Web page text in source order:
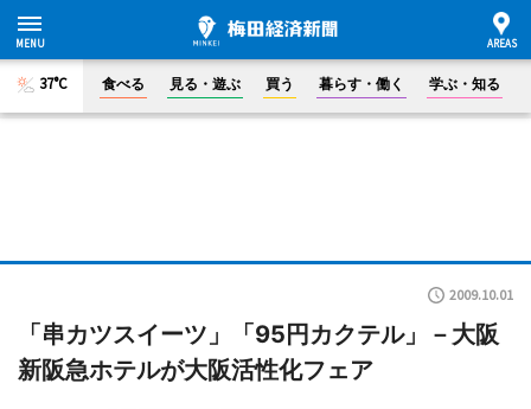
37°C 食べる 見る・遊ぶ 買う 暮らす・働く 学ぶ・知る
2009.10.01
「串カツスイーツ」「95円カクテル」－大阪
新阪急ホテルが大阪活性化フェア